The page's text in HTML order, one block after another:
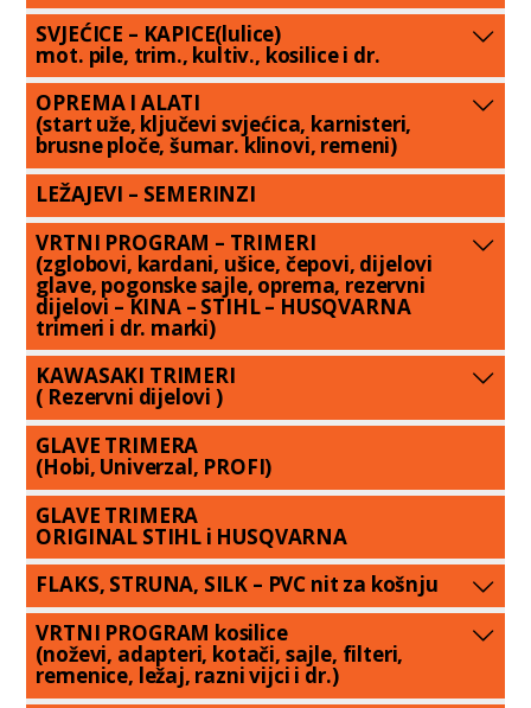
SVJEĆICE – KAPICE(lulice)
mot. pile, trim., kultiv., kosilice i dr.
OPREMA I ALATI
(start uže, ključevi svjećica, karnisteri,
brusne ploče, šumar. klinovi, remeni)
LEŽAJEVI – SEMERINZI
VRTNI PROGRAM – TRIMERI
(zglobovi, kardani, ušice, čepovi, dijelovi
glave, pogonske sajle, oprema, rezervni
dijelovi – KINA – STIHL – HUSQVARNA
trimeri i dr. marki)
KAWASAKI TRIMERI
( Rezervni dijelovi )
GLAVE TRIMERA
(Hobi, Univerzal, PROFI)
GLAVE TRIMERA
ORIGINAL STIHL i HUSQVARNA
FLAKS, STRUNA, SILK – PVC nit za košnju
VRTNI PROGRAM kosilice
(noževi, adapteri, kotači, sajle, filteri,
remenice, ležaj, razni vijci i dr.)